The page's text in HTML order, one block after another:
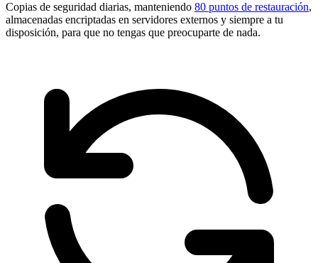
Copias de seguridad diarias, manteniendo 80 puntos de restauración,
almacenadas encriptadas en servidores externos y siempre a tu
disposición, para que no tengas que preocuparte de nada.